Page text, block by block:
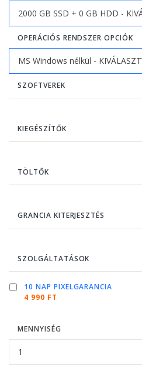
OPERÁCIÓS RENDSZER OPCIÓK
SZOFTVEREK
KIEGÉSZÍTŐK
TÖLTŐK
GRANCIA KITERJESZTÉS
SZOLGÁLTATÁSOK
10 NAP PIXELGARANCIA
4 990 FT
MENNYISÉG